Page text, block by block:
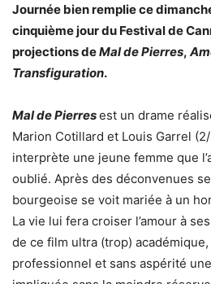
Journée bien remplie ce
cinquième jour du Festival de
projections deMal de Pierres,
Transfiguration.
Mal de Pierresest un drame
Marion Cotillard et Louis Garrel
interprète une jeune femme que
oublié. Après des déconvenues
bourgeoise se voit mariée à un
La vie lui fera croiser l’amour à
de ce film ultra (trop)
professionnel et sans aspérité